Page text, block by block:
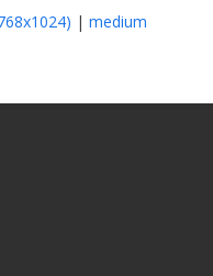
|medium